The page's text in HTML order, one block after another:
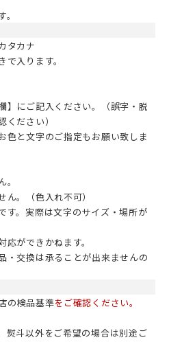
タカナ
入ります。
】にご記入ください。（誤字・脱
ださい）
色と文字のご指定もお願い致しま
。（色入れ不可）
す。実際は文字のサイズ・場所が
ができかねます。
・交換は承ることが出来ませんの
の検品基準をご確認ください。
熨斗以外をご希望の場合は別途ご